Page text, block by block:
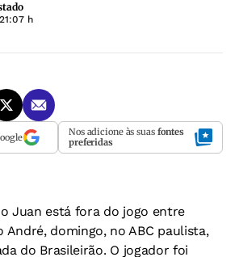
h
Nos adicione às suas fontes
preferidas
Juan está fora do jogo entre
André, domingo, no ABC paulista,
do Brasileirão. O jogador foi